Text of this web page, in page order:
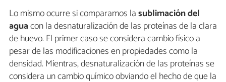
Lo mismo ocurre si comparamos lasublimación del
aguacon la desnaturalización de las proteínas de la clara
de huevo. El primer caso se considera cambio físico a
pesar de las modificaciones en propiedades como la
densidad. Mientras, desnaturalización de las proteínas se
considera un cambio químico obviando el hecho de que la